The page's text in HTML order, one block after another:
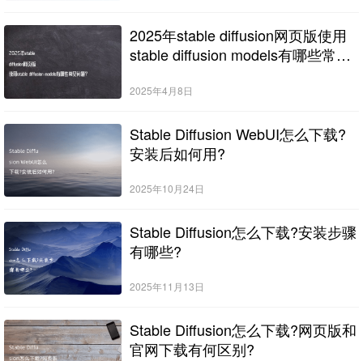
2025年stable diffusion网页版使用
stable diffusion models有哪些常见
2025年4月8日
Stable Diffusion WebUI怎么下载?
安装后如何用?
2025年10月24日
Stable Diffusion怎么下载?安装步骤
有哪些?
2025年11月13日
Stable Diffusion怎么下载?网页版和
官网下载有何区别?